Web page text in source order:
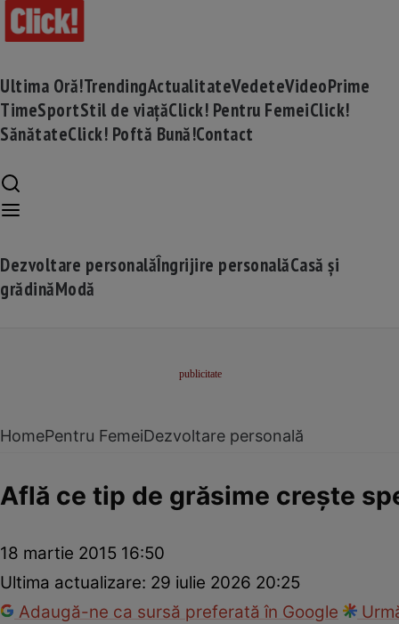
Ultima Oră!TrendingActualitateVedeteVideoPrime
TimeSportStil de viațăClick! Pentru FemeiClick!
SănătateClick! Poftă Bună!Contact
Dezvoltare personalăÎngrijire personalăCasă și
grădinăModă
HomePentru FemeiDezvoltare personală
Află ce tip de grăsime creşte
18 martie 2015 16:50
Ultima actualizare: 29 iulie 2026 20:25
Adaugă-ne ca sursă preferată în Google